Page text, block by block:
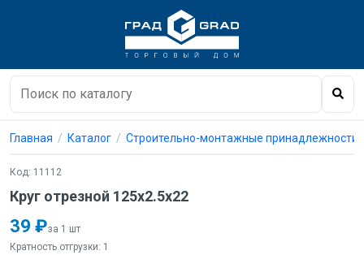
Главная Каталог Строительно-монтажные принадлежности
Код: 11112
Круг отрезной 125х2.5х22
39 ₽за 1 шт
Кратность отгрузки: 1